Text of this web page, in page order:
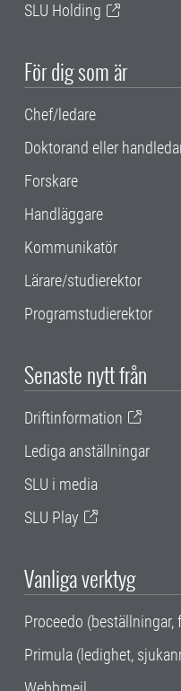
SLU Holding
För dig som är
Chef/ledare
Doktorand eller
Forskare
Handläggare
Kommunikatör
Lärare/studierektor
Programstudierektor
Senaste nytt från
Driftinformation
Lediga anställningar
SLU i media
SLU Play
Vanliga verktyg
Proceedo (beställningar,
Primula (ledighet,